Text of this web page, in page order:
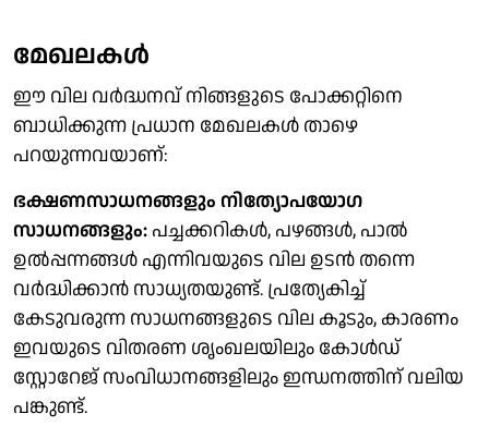
മേഖലകള്‍
ഈ വില വർദ്ധനവ് നിങ്ങളുടെ പോക്കറ്റിനെ
ബാധിക്കുന്ന പ്രധാന മേഖലകൾ താഴെ
പറയുന്നവയാണ്:
ഭക്ഷണസാധനങ്ങളും നിത്യോപയോഗ
സാധനങ്ങളും: പച്ചക്കറികൾ, പഴങ്ങൾ, പാൽ
ഉൽപ്പന്നങ്ങൾ എന്നിവയുടെ വില ഉടൻ തന്നെ
വർദ്ധിക്കാൻ സാധ്യതയുണ്ട്. പ്രത്യേകിച്ച്
കേടുവരുന്ന സാധനങ്ങളുടെ വില കൂടും, കാരണം
ഇവയുടെ വിതരണ ശൃംഖലയിലും കോൾഡ്
സ്റ്റോറേജ് സംവിധാനങ്ങളിലും ഇന്ധനത്തിന് വലിയ
പങ്കുണ്ട്.